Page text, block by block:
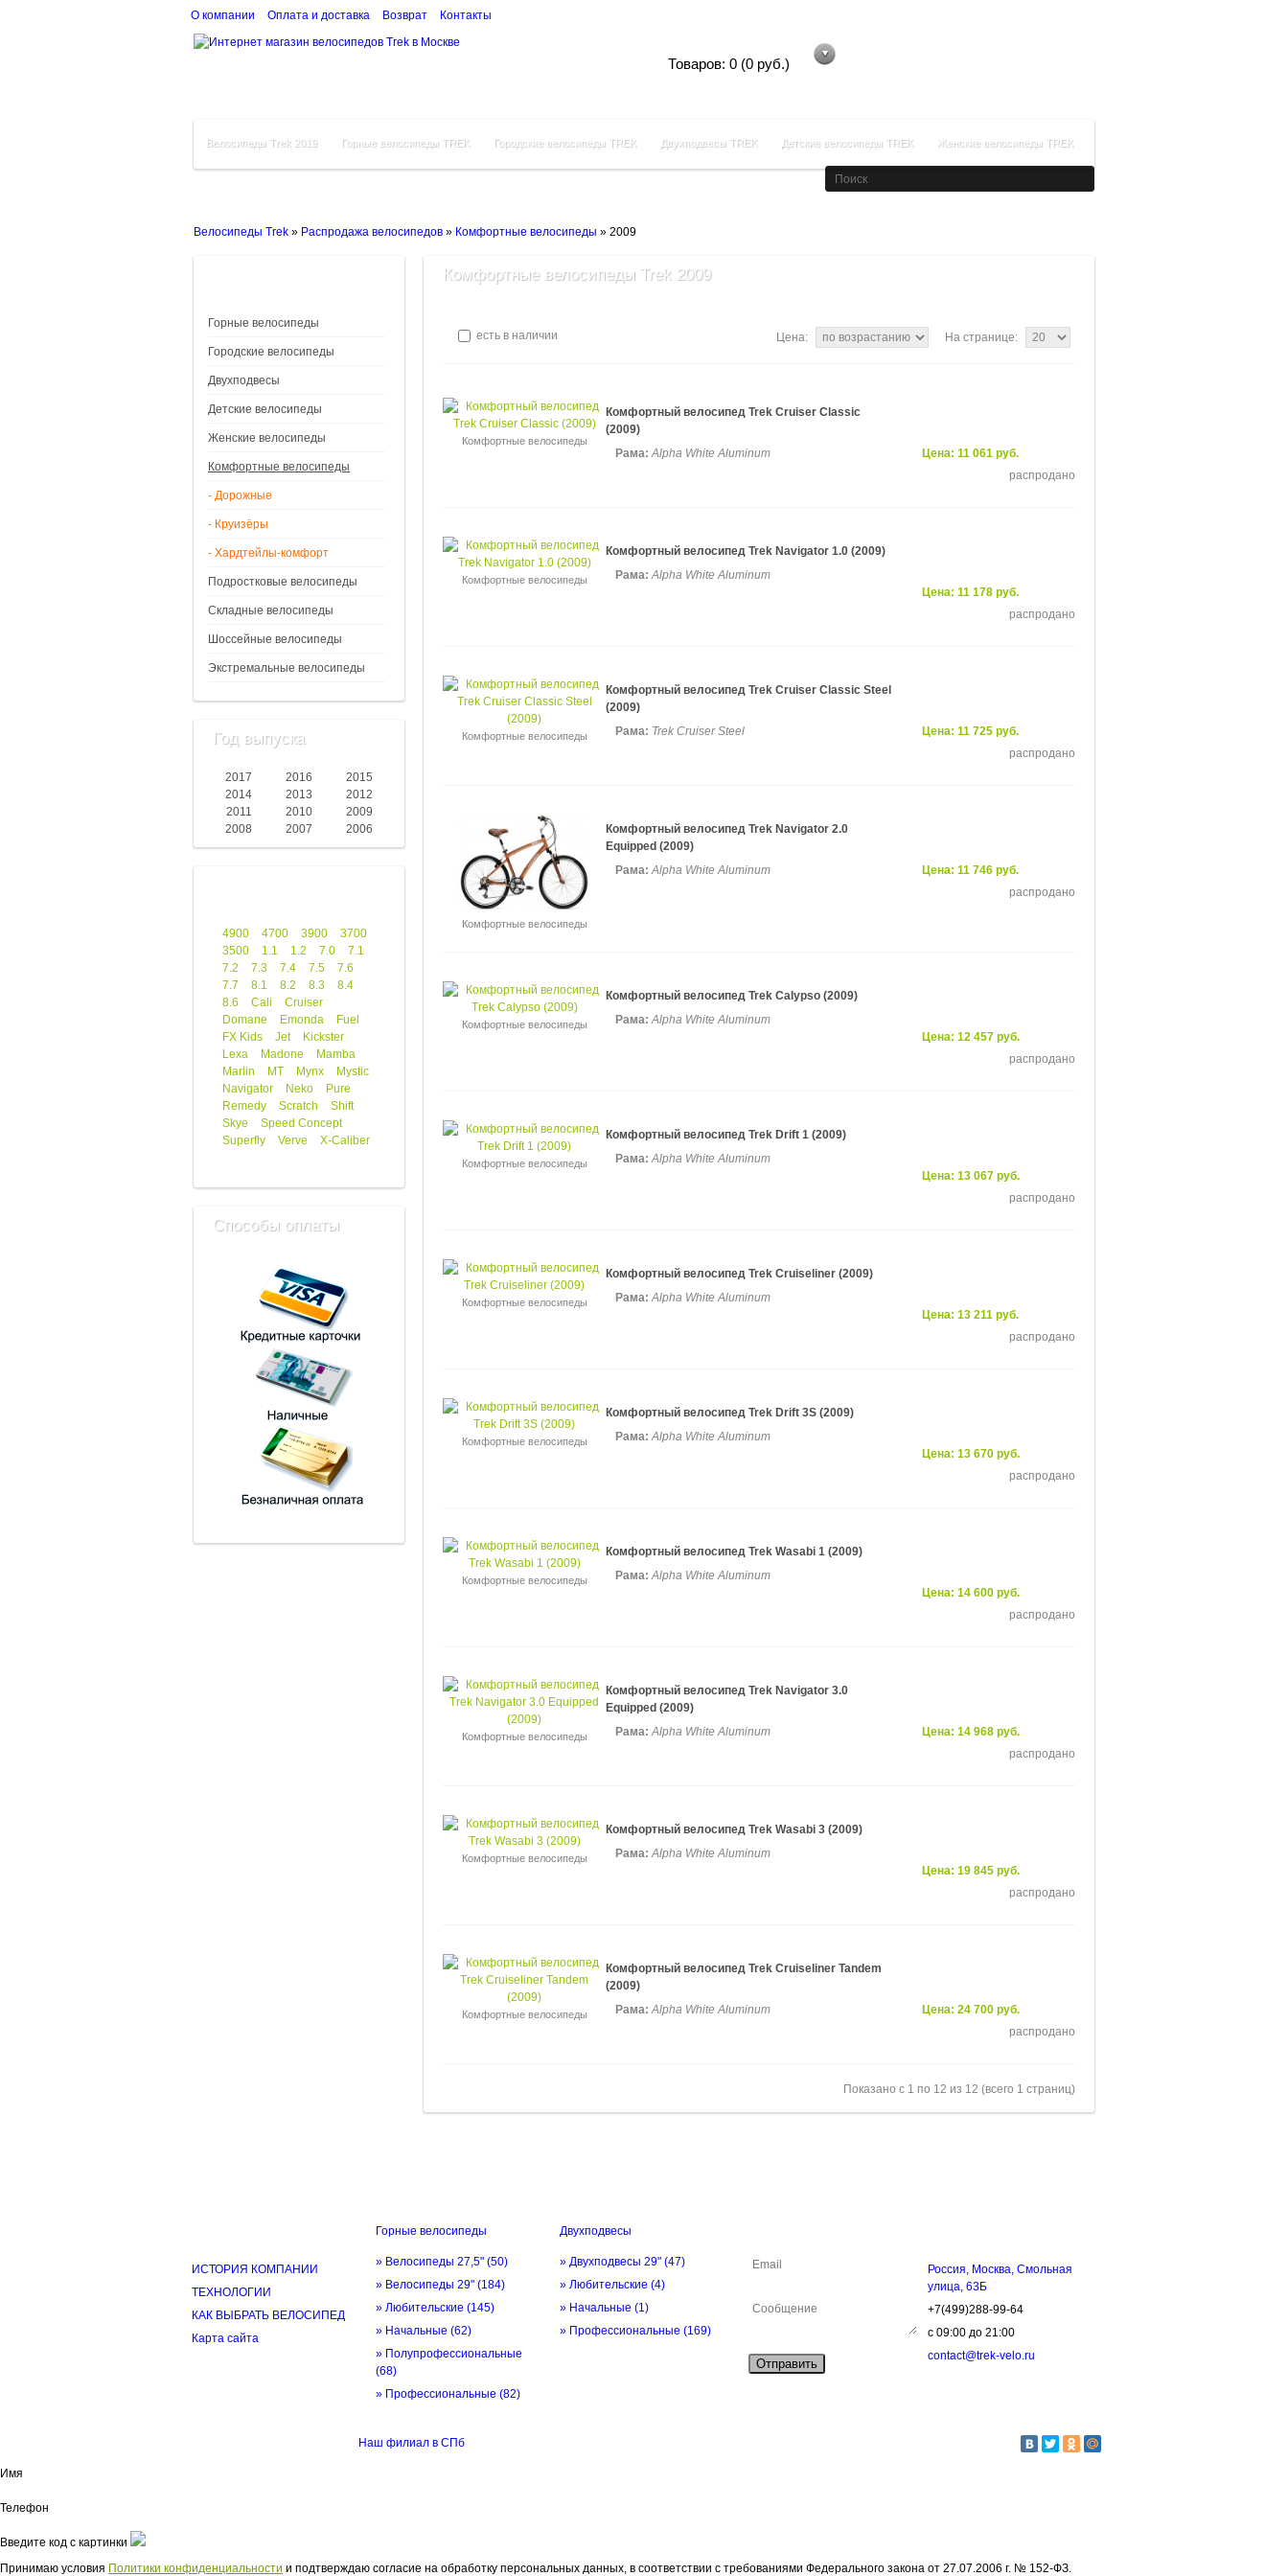
Товаров: 0 (0 руб.)
О компании Оплата и доставка Возврат Контакты
Велосипеды Trek 2019 Горные велосипеды TREK Городские велосипеды TREK Двухподвесы TREK Детские велосипеды TREK Женские велосипеды TREK
Велосипеды Trek » Распродажа велосипедов » Комфортные велосипеды » 2009
Горные велосипеды
Городские велосипеды
Двухподвесы
Детские велосипеды
Женские велосипеды
Комфортные велосипеды
- Дорожные
- Круизёры
- Хардтейлы-комфорт
Подростковые велосипеды
Складные велосипеды
Шоссейные велосипеды
Экстремальные велосипеды
Год выпуска
2017 2016
2015
2014
2013
2012
2011
2010
2009
2008
2007 2006
4900 4700 3900
3700
3500
1.1 1.2 7.0
7.1
7.2
7.3 7.4 7.5
7.6
7.7
8.1 8.2 8.3
8.4
8.6
Cali
Cruiser
Domane
Emonda
Fuel
FX Kids
Jet
Kickster
Lexa
Madone
Mamba
Marlin
MT Mynx
Mystic
Navigator
Neko
Pure
Remedy
Scratch
Shift
Skye
Speed Concept
Superfly
Verve X-Caliber
Способы оплаты
Комфортные велосипеды Trek 2009
есть в наличии На странице:
Цена:
Комфортные велосипеды
Комфортный велосипед Trek Cruiser Classic
(2009)
Рама:Alpha White Aluminum
Цена: 11 061 руб.
распродано
Комфортные велосипеды
Комфортный велосипед Trek Navigator 1.0 (2009)
Рама:Alpha White Aluminum
Цена: 11 178 руб.
распродано
Комфортные велосипеды
Комфортный велосипед Trek Cruiser Classic Steel
(2009)
Рама: Trek Cruiser Steel
Цена: 11 725 руб.
распродано
Комфортные велосипеды
Комфортный велосипед Trek Navigator 2.0
Equipped (2009)
Рама:Alpha White Aluminum
Цена: 11 746 руб.
распродано
Комфортные велосипеды
Комфортный велосипед Trek Calypso (2009)
Рама:Alpha White Aluminum
Цена: 12 457 руб.
распродано
Комфортные велосипеды
Комфортный велосипед Trek Drift 1 (2009)
Рама:Alpha White Aluminum
Цена: 13 067 руб.
распродано
Комфортные велосипеды
Комфортный велосипед Trek Cruiseliner (2009)
Рама:Alpha White Aluminum
Цена: 13 211 руб.
распродано
Комфортные велосипеды
Комфортный велосипед Trek Drift 3S (2009)
Рама:Alpha White Aluminum
Цена: 13 670 руб.
распродано
Комфортные велосипеды
Комфортный велосипед Trek Wasabi 1 (2009)
Рама:Alpha White Aluminum
Цена: 14 600 руб.
распродано
Комфортные велосипеды
Комфортный велосипед Trek Navigator 3.0
Equipped (2009)
Рама:Alpha White Aluminum
Цена: 14 968 руб.
распродано
Комфортные велосипеды
Комфортный велосипед Trek Wasabi 3 (2009)
Рама:Alpha White Aluminum
Цена: 19 845 руб.
распродано
Комфортные велосипеды
Комфортный велосипед Trek Cruiseliner Tandem
(2009)
Рама:Alpha White Aluminum
Цена: 24 700 руб.
распродано
Показано с 1 по 12 из 12 (всего 1 страниц)
ИСТОРИЯ КОМПАНИИ
ТЕХНОЛОГИИ
КАК ВЫБРАТЬ ВЕЛОСИПЕД
Карта сайта
Горные велосипеды
» Велосипеды 27,5" (50)
» Велосипеды 29" (184)
» Любительские (145)
» Начальные (62)
» Полупрофессиональные
(68)
» Профессиональные (82)
Двухподвесы
» Двухподвесы 29" (47)
» Любительские (4)
» Начальные (1)
» Профессиональные (169)
Отправить
Россия, Москва, Смольная
улица, 63Б
+7(499)288-99-64
с 09:00 до 21:00
contact@trek-velo.ru
Наш филиал в СПб
Имя
Телефон
Введите код с картинки
Принимаю условия Политики конфиденциальности и подтверждаю согласие на обработку персональных данных, в соответствии с требованиями Федерального закона от 27.07.2006 г. № 152-ФЗ.